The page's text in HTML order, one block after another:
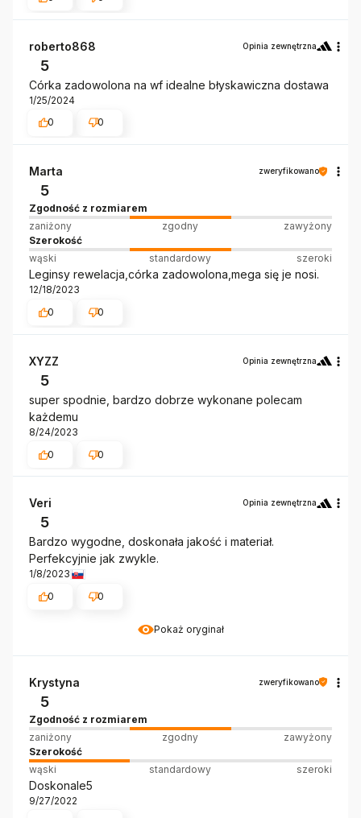
roberto868 Opinia zewnętrzna
5
Córka zadowolona na wf idealne błyskawiczna dostawa
1/25/2024
0
0
Marta zweryfikowano
5
Zgodność z rozmiarem
zaniżony
zgodny
zawyżony
Szerokość
wąski
standardowy szeroki
Leginsy rewelacja,córka zadowolona,mega się je nosi.
12/18/2023
0
0
XYZZ Opinia zewnętrzna
5
super spodnie, bardzo dobrze wykonane polecam
każdemu
8/24/2023
0
0
Pokaż oryginał
Veri Opinia zewnętrzna
5
Bardzo wygodne, doskonała jakość i materiał.
Perfekcyjnie jak zwykle.
1/8/2023
0
0
Krystyna zweryfikowano
5
Zgodność z rozmiarem
zaniżony
zgodny
zawyżony
Szerokość
wąski
standardowy szeroki
Doskonale5
9/27/2022